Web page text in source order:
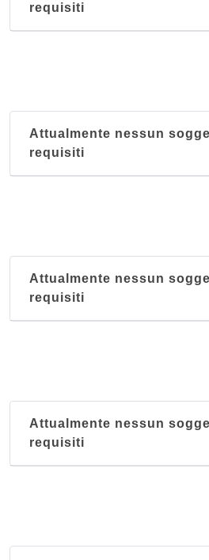
requisiti
Attualmente nessun
requisiti
Attualmente nessun
requisiti
Attualmente nessun
requisiti